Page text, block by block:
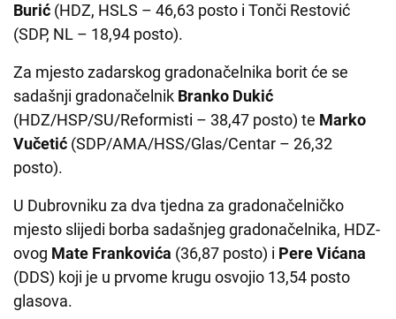
Burić (HDZ, HSLS – 46,63 posto i Tonči Restović
(SDP, NL – 18,94 posto).
Za mjesto zadarskog gradonačelnika borit će se
sadašnji gradonačelnik Branko Dukić
(HDZ/HSP/SU/Reformisti – 38,47 posto) te Marko
Vučetić (SDP/AMA/HSS/Glas/Centar – 26,32
posto).
U Dubrovniku za dva tjedna za gradonačelničko
mjesto slijedi borba sadašnjeg gradonačelnika, HDZ-
ovog Mate Frankovića (36,87 posto) i Pere Vićana
(DDS) koji je u prvome krugu osvojio 13,54 posto
glasova.